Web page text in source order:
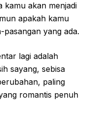
kamu akan menjadi
apakah kamu
yang ada.
lagi adalah
sayang, sebisa
paling
romantis penuh